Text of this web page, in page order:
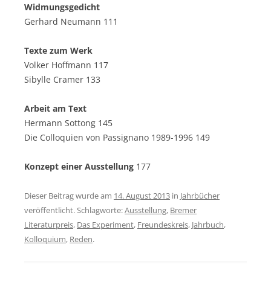
Widmungsgedicht
Gerhard Neumann 111
Texte zum Werk
Volker Hoffmann 117
Sibylle Cramer 133
Arbeit am Text
Hermann Sottong 145
Die Colloquien von Passignano 1989-1996 149
Konzept einer Ausstellung177
Dieser Beitrag wurde am 14. August 2013in Jahrbücher
veröffentlicht. Schlagworte:Ausstellung, Bremer
Literaturpreis, Das Experiment, Freundeskreis, Jahrbuch,
Kolloquium, Reden.